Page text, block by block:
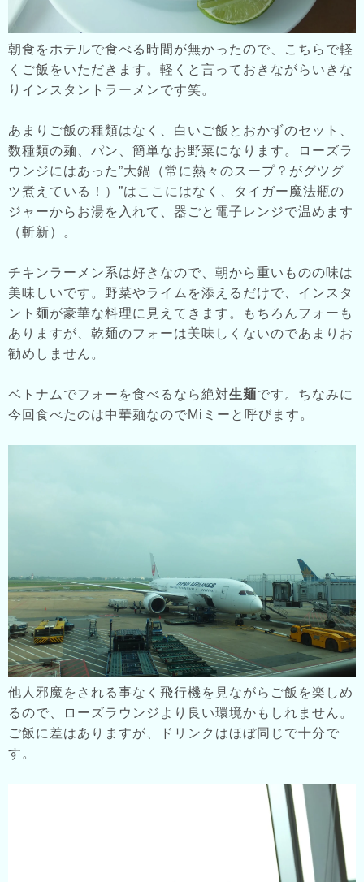
朝食をホテルで食べる時間が無かったので、こちらで軽
くご飯をいただきます。軽くと言っておきながらいきな
りインスタントラーメンです笑。
あまりご飯の種類はなく、白いご飯とおかずのセット、
数種類の麺、パン、簡単なお野菜になります。ローズラ
ウンジにはあった”大鍋（常に熱々のスープ？がグツグ
ツ煮えている！）”はここにはなく、タイガー魔法瓶の
ジャーからお湯を入れて、器ごと電子レンジで温めます
（斬新）。
チキンラーメン系は好きなので、朝から重いものの味は
美味しいです。野菜やライムを添えるだけで、インスタ
ント麺が豪華な料理に見えてきます。もちろんフォーも
ありますが、乾麺のフォーは美味しくないのであまりお
勧めしません。
ベトナムでフォーを食べるなら絶対生麺です。ちなみに
今回食べたのは中華麺なのでMiミーと呼びます。
他人邪魔をされる事なく飛行機を見ながらご飯を楽しめ
るので、ローズラウンジより良い環境かもしれません。
ご飯に差はありますが、ドリンクはほぼ同じで十分で
す。